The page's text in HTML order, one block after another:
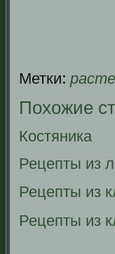
Метки:
Похожие
Костяника
Рецепты из
Рецепты из
Рецепты из